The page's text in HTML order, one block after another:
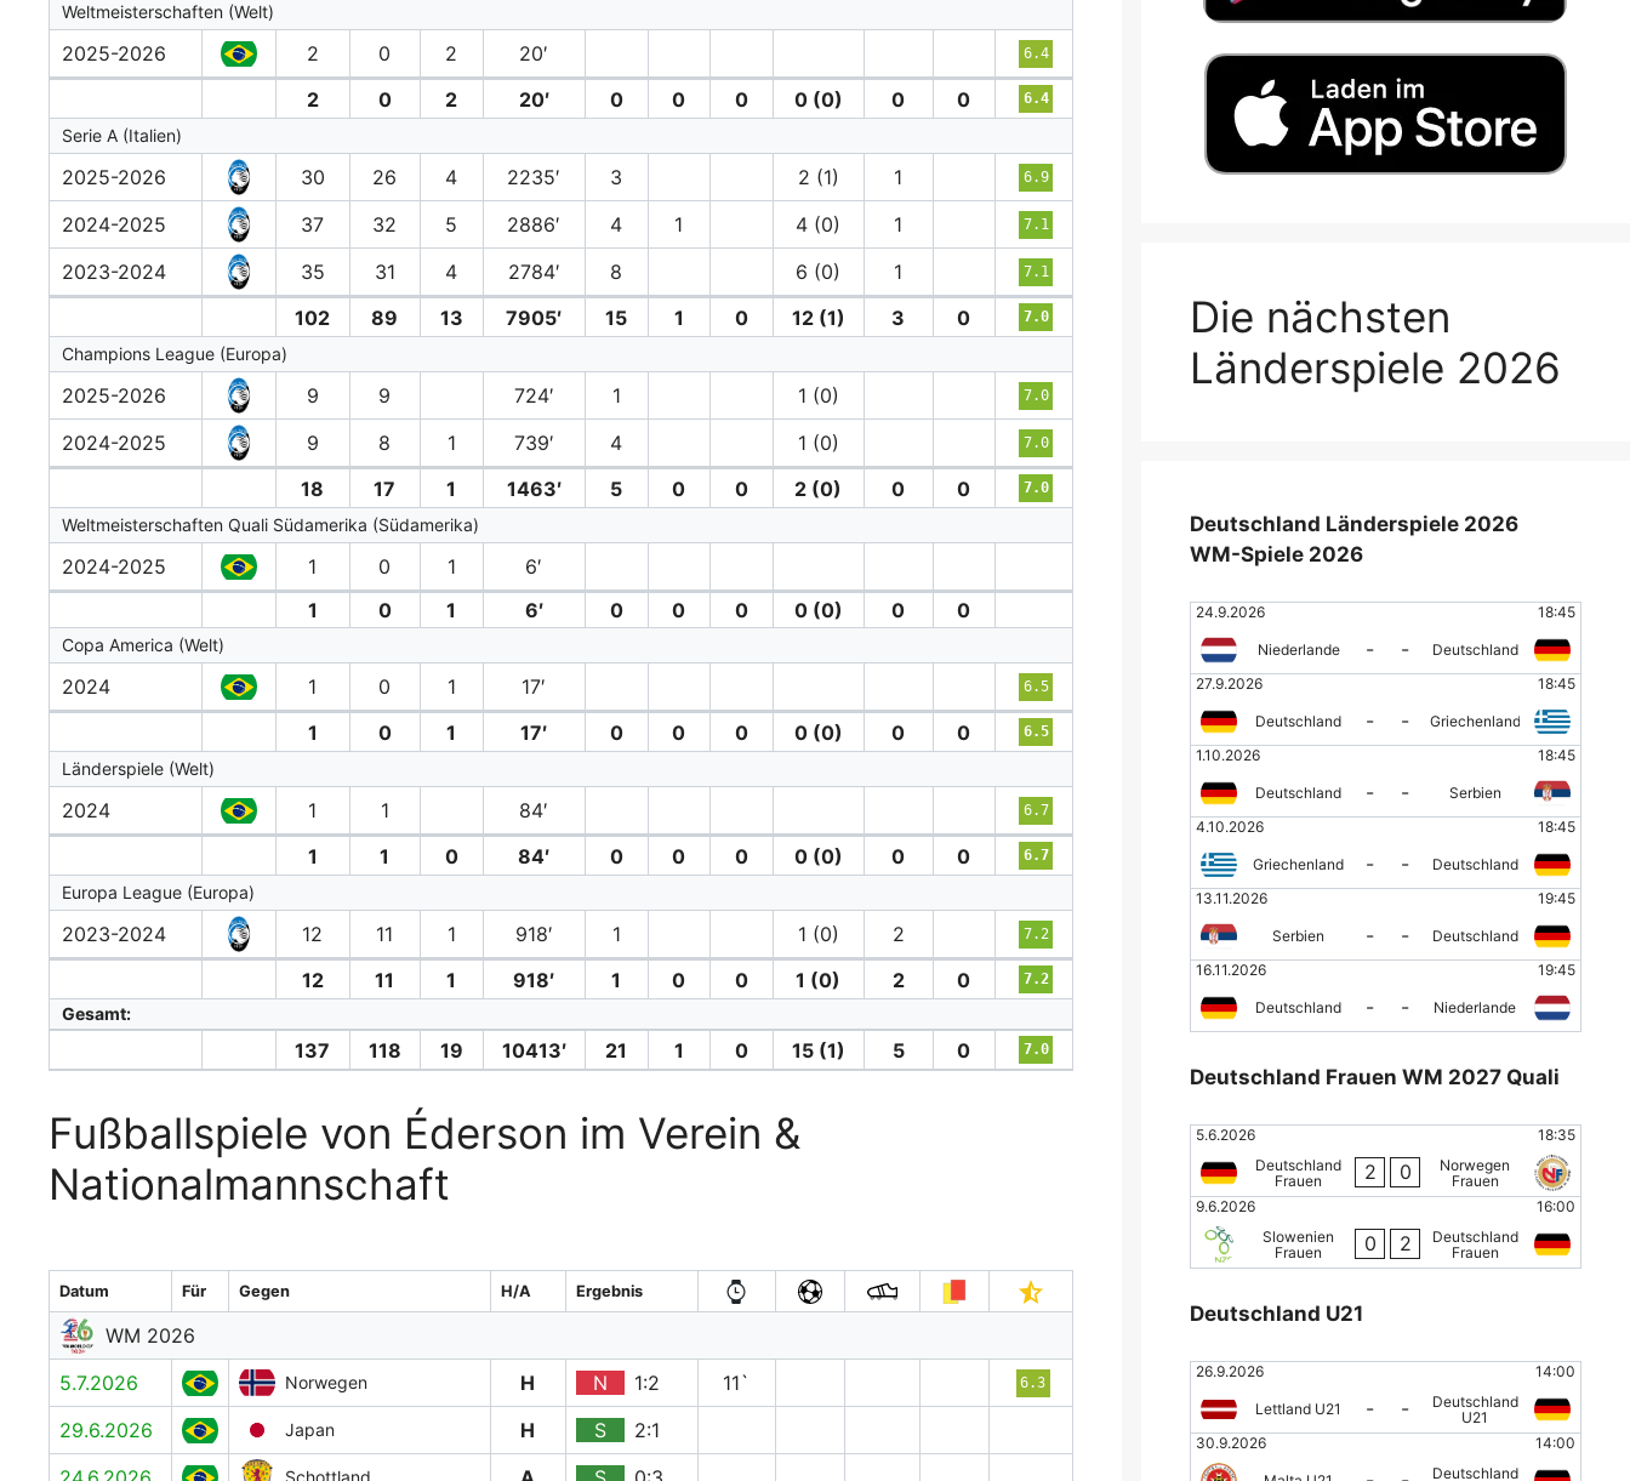
Weltmeisterschaften (Welt)
2025-2026 2 0 2 20′ 6.4
2 0 2 20′ 0 0 0 0 (0) 0 0 6.4
Serie A (Italien)
2025-2026 30 26 4 2235′ 3 2 (1) 1 6.9
2024-2025 37 32 5 2886′ 4 1 4 (0) 1 7.1
2023-2024 35 31 4 2784′ 8 6 (0) 1 7.1
102 89 13 7905′ 15 1 0 12 (1) 3 0 7.0
Champions League (Europa)
2025-2026 9 9 724′ 1 1 (0) 7.0
2024-2025 9 8 1 739′ 4 1 (0) 7.0
18 17 1 1463′ 5 0 0 2 (0) 0 0 7.0
Weltmeisterschaften Quali Südamerika (Südamerika)
2024-2025 1 0 1
6′
1
0 1 6′ 0 0 0 0 (0) 0 0
Copa America (Welt)
2024 1 0 1 17′ 6.5
1 0 1 17′ 0 0 0 0 (0) 0 0 6.5
Länderspiele (Welt)
2024 1 1 84′ 6.7
1 1 0 84′ 0 0 0 0 (0) 0 0 6.7
Europa League (Europa)
2023-2024 12 11 1 918′ 1 1 (0) 2 7.2
12 11 1 918′ 1 0 0 1 (0) 2 0 7.2
Gesamt:
137 118 19 10413′ 21 1 0 15 (1) 5 0 7.0
Fußballspiele von Éderson im Verein &
Nationalmannschaft
Datum Für Gegen H/A Ergebnis
WM 2026
5.7.2026
Norwegen H N 1:2 11` 6.3
29.6.2026 Japan H S
2:1
Schottland
Die nächsten
Länderspiele 2026
Deutschland Länderspiele 2026
WM-Spiele 2026
24.9.2026 18:45
Niederlande - -
Deutschland
27.9.2026
18:45
Deutschland - -
Griechenland
1.10.2026
18:45
Deutschland - -
Serbien
4.10.2026
18:45
Griechenland - -
Deutschland
13.11.2026
19:45
Serbien - -
Deutschland
16.11.2026
19:45
Deutschland - - Niederlande
Deutschland Frauen WM 2027 Quali
5.6.2026
18:35
Deutschland
Frauen
2 0
Norwegen
Frauen
9.6.2026
16:00
Slowenien
Frauen
0 2
Deutschland
Frauen
Deutschland U21
26.9.2026 14:00
Lettland U21 - -
Deutschland
U21
30.9.2026
14:00
Deutschland